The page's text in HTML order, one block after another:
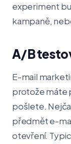
experiment
kampaně,
A/B
E-mail
protože máte
pošlete.
předmět e-
otevření.